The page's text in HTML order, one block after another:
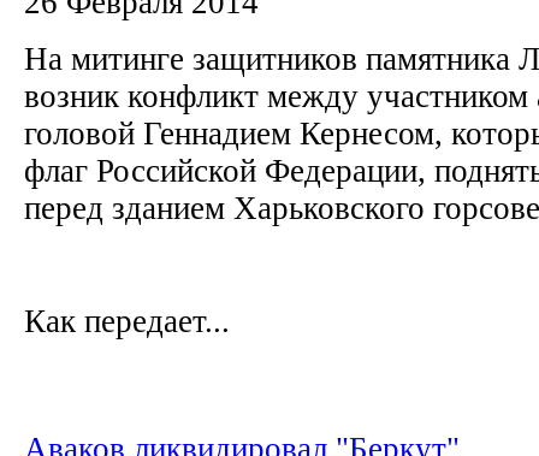
На митинге защитников памятника
возник конфликт между участником
головой Геннадием Кернесом,
флаг Российской Федерации,
перед зданием Харьковского
Как передает...
Аваков ликвидировал "Беркут"